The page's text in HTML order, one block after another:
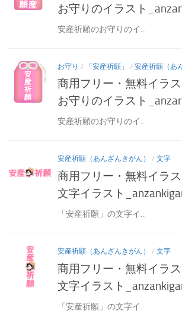
お守りのイラスト
安産祈願のお守りのイ...
お守り / 「安産祈願」 / 安産祈願（あ
商用フリー・無料イラ
お守りのイラスト
安産祈願のお守りのイ...
安産祈願（あんざんきがん） / 文字
商用フリー・無料イラ
文字イラスト
「安産祈願」の文字イ...
安産祈願（あんざんきがん） / 文字
商用フリー・無料イラ
文字イラスト
「安産祈願」の文字イ...